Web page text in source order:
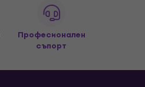
Професионален
съпорт